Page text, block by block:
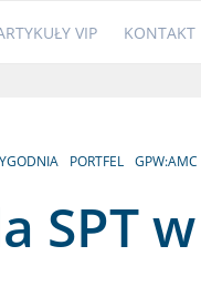
VIP KONTAKT
PORTFEL GPW:AMC
SPT